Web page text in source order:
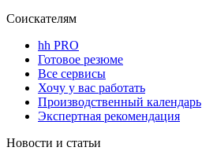
Соискателям
hh PRO
Готовое резюме
Все сервисы
Хочу у вас работать
Производственный календарь
Экспертная рекомендация
Новости и статьи